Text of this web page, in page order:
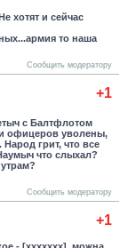
хотят и сейчас
то наша
Сообщить модератору
+1
с Балтфлотом
офицеров уволены,
грит, что все
что слыхал?
Сообщить модератору
+1